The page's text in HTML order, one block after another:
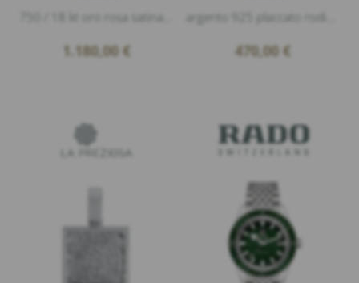
1.180,00 € 470,00 €